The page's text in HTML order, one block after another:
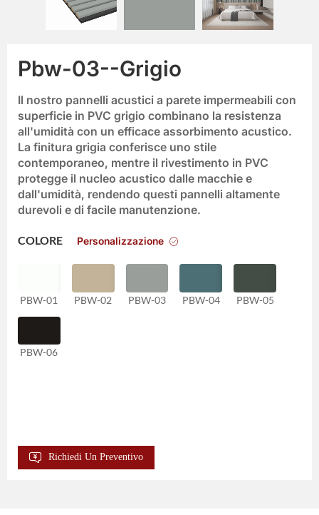
Pbw-03--Grigio
Il nostro pannelli acustici a parete impermeabili con
superficie in PVC grigio combinano la resistenza
all'umidità con un efficace assorbimento acustico.
La finitura grigia conferisce uno stile
contemporaneo, mentre il rivestimento in PVC
protegge il nucleo acustico dalle macchie e
dall'umidità, rendendo questi pannelli altamente
durevoli e di facile manutenzione.
COLORE Personalizzazione
PBW-01 PBW-02 PBW-03 PBW-04 PBW-05
PBW-06
Richiedi Un Preventivo